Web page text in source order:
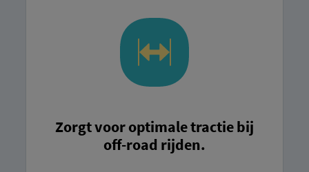
Zorgt voor optimale tractie bij
off-road rijden.